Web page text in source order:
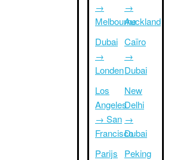
→
Melbourne
Dubai
→
Londen
Los
Angeles
→ San
Francisco
Parijs
→
Auckland
Caïro
→
Dubai
New
Delhi
→
Dubai
Peking